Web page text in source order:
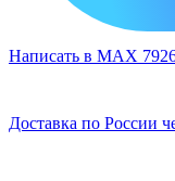
Написать в MAX
Доставка по